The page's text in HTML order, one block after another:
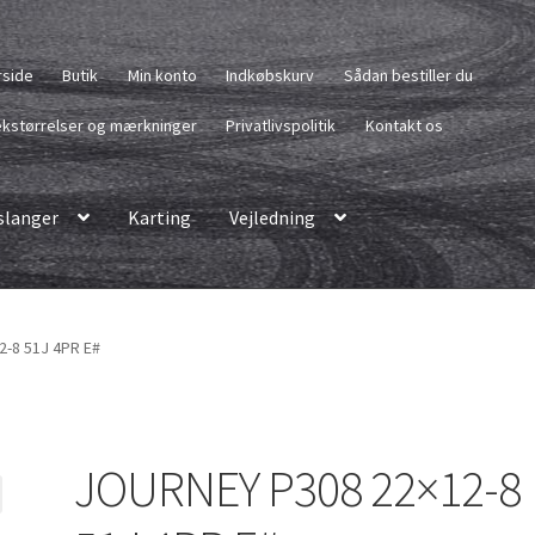
Butik Min konto Indkøbskurv Sådan bestiller du
og mærkninger Privatlivspolitik Kontakt os
Karting
Vejledning
8 51J 4PR E#
JOURNEY P308 22×12-8